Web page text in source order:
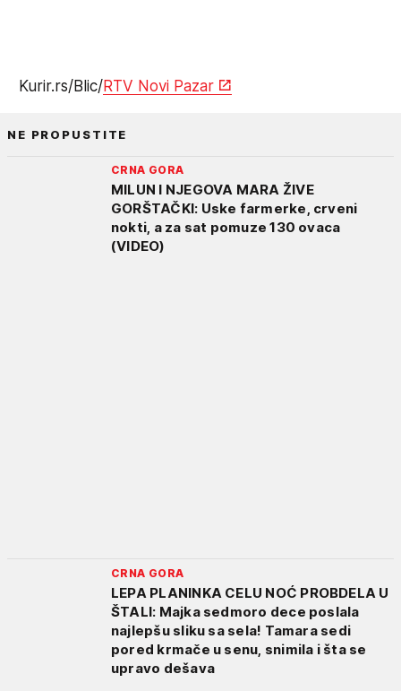
Kurir.rs/Blic/RTV Novi Pazar
NE PROPUSTITE
CRNA GORA
MILUN I NJEGOVA MARA ŽIVE
GORŠTAČKI: Uske farmerke, crveni
nokti, a za sat pomuze 130 ovaca
(VIDEO)
CRNA GORA
LEPA PLANINKA CELU NOĆ PROBDELA U
ŠTALI: Majka sedmoro dece poslala
najlepšu sliku sa sela! Tamara sedi
pored krmače u senu, snimila i šta se
upravo dešava